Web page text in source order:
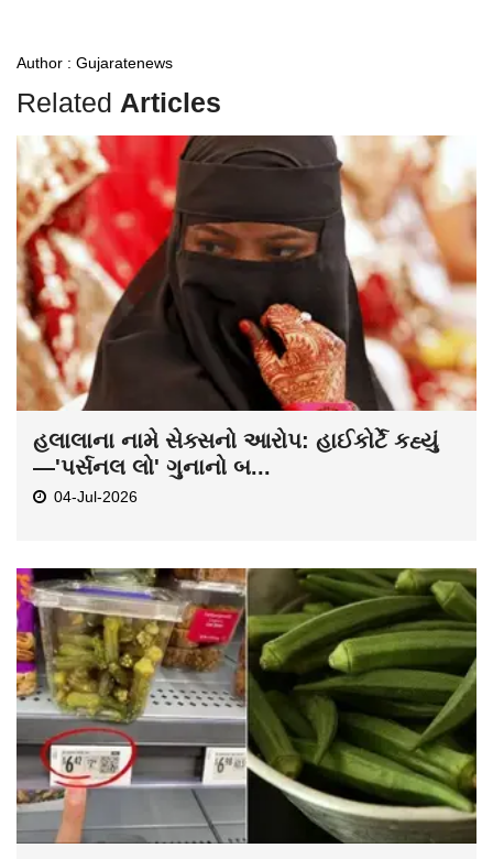
Author : Gujaratenews
Related Articles
હલાલાના નામે સેક્સનો આરોપ: હાઈકોર્ટે કહ્યું
—'પર્સનલ લો' ગુનાનો બ...
04-Jul-2026